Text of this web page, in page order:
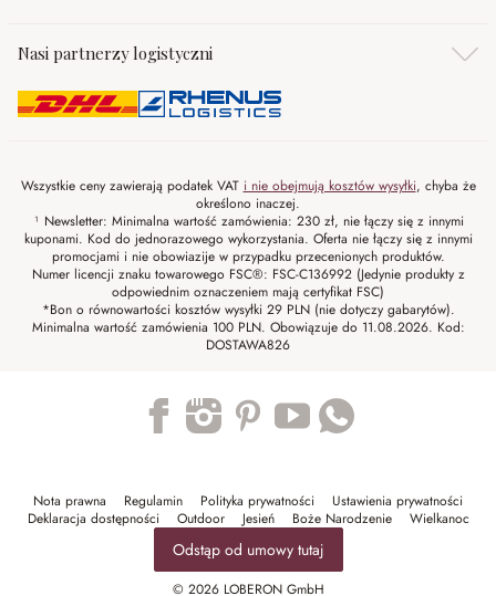
Nasi partnerzy logistyczni
Wszystkie ceny zawierają podatek VAT i nie obejmują kosztów wysyłki, chyba że
określono inaczej.
¹ Newsletter: Minimalna wartość zamówienia: 230 zł, nie łączy się z innymi
kuponami. Kod do jednorazowego wykorzystania. Oferta nie łączy się z innymi
promocjami i nie obowiazije w przypadku przecenionych produktów.
Numer licencji znaku towarowego FSC®: FSC-C136992 (Jedynie produkty z
odpowiednim oznaczeniem mają certyfikat FSC)
*Bon o równowartości kosztów wysyłki 29 PLN (nie dotyczy gabarytów).
Minimalna wartość zamówienia 100 PLN. Obowiązuje do 11.08.2026. Kod:
DOSTAWA826
Nota prawna Regulamin Polityka prywatności
Ustawienia prywatności
Deklaracja dostępności
Outdoor Jesień Boże Narodzenie Wielkanoc
Odstąp od umowy tutaj
© 2026 LOBERON GmbH